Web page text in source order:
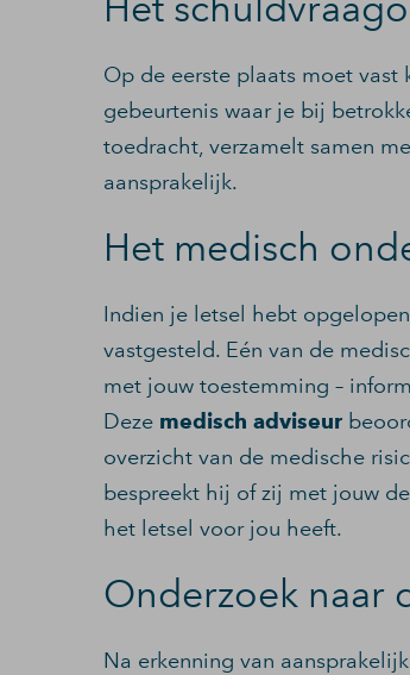
Op de eerste plaats moet vast
gebeurtenis waar je bij
toedracht, verzamelt samen
aansprakelijk.
Het medisch
Indien je letsel hebt
vastgesteld. Eén van de
met jouw toestemming –
Deze medisch adviseur
overzicht van de medische
bespreekt hij of zij met jouw
het letsel voor jou heeft.
Onderzoek naar
Na erkenning van